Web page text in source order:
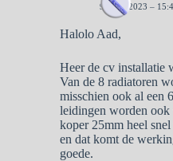
9 JUNI 2023 –
Halolo Aad,
Heer de cv installatie
Van de 8 radiatoren
misschien ook al een
leidingen worden ook
koper 25mm heel
en dat komt de
goede.